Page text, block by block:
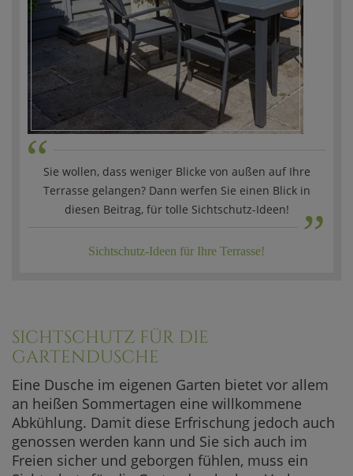
“Sie wollen, dass weniger Blicke von außen auf Ihre
Terrasse gelangen? Dann werfen Sie einen Blick in
diesen Beitrag, für tolle Sichtschutz-Ideen!
„
Sichtschutz-Ideen für Ihre Terrasse!
SICHTSCHUTZ FÜR DIE
GARTENDUSCHE
Eine Dusche im eigenen Garten bietet vor allem
an heißen Sommertagen eine willkommene
Abkühlung. Damit diese Erfrischung jedoch auch
genossen werden kann und Sie sich auch im
Freien sicher und geborgen fühlen, muss ein